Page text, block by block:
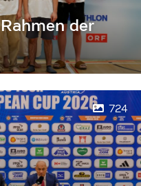
der
724